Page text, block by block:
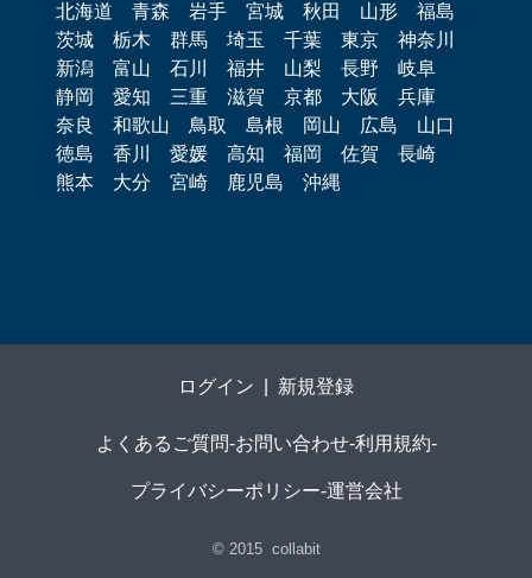
北海道 青森 岩手 宮城 秋田 山形
福島
茨城
栃木 群馬 埼玉 千葉 東京
神奈川
新潟
富山 石川 福井 山梨 長野
岐阜
静岡
愛知 三重 滋賀 京都 大阪
兵庫
奈良
和歌山 鳥取 島根 岡山 広島
山口
徳島
香川 愛媛 高知 福岡 佐賀
長崎
熊本
大分 宮崎 鹿児島 沖縄
ログイン 新規登録
よくあるご質問-お問い合わせ-利用規約-
プライバシーポリシー-運営会社
© 2015 collabit